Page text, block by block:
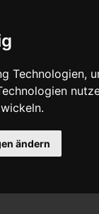
Technologien,
ändern